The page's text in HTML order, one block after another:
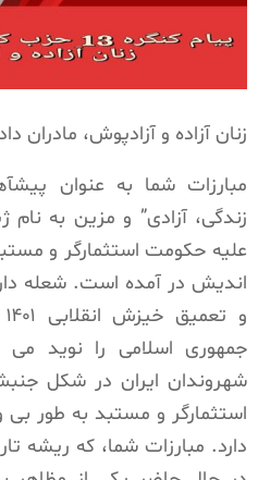
زنان آزاده و آزادپوش، مادران
مبارزات شما به عنوان
زندگی، آزادی” و مزین به
علیه حکومت استثمارگر و
اندیش در آمده است. شعله
جمهوری اسلامی را نوید می
شهروندان ایران در شکل
استثمارگر و مستبد به طور
دارد. مبارزات شما، که ریشه